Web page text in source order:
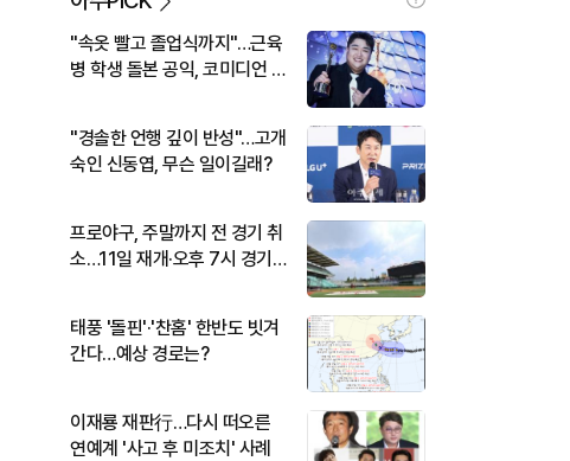
"속옷 빨고 졸업식까지"…근육
병 학생 돌본 공익, 코미디언 김
"경솔한 언행 깊이 반성"…고개
숙인 신동엽, 무슨 일이길래?
프로야구, 주말까지 전 경기 취
소…11일 재개·오후 7시 경기
태풍 '돌핀'·'찬홈' 한반도 빗겨
간다…예상 경로는?
이재룡 재판行…다시 떠오른
연예계 '사고 후 미조치' 사례